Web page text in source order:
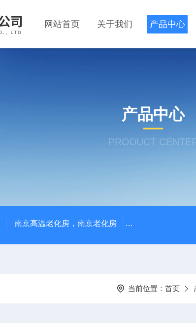
网站首页 关于我们 产品中心
产品中心
PRODUCT
南京高温老化房，南京老化房 ZJFS-1500厂家供
当前位置： 首页